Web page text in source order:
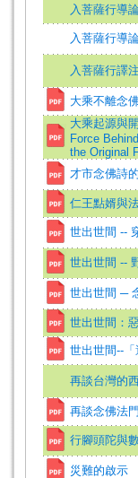
入菩薩行導
入菩薩行導
入菩薩行譯注
大乘不離念
大乘起源與
Force
the Original
才市念佛詩
仁王點婿與
世出世間 --
世出世間 --
世出世間 ─
世出世間：
世出世間--
再談台灣的
再談念佛法
行腳頭陀與
災難的啟示